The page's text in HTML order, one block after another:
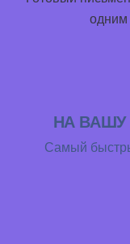
одним
НА ВАШУ
Самый